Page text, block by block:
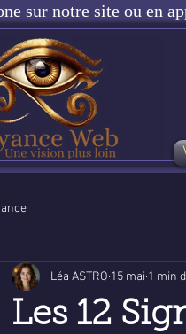
sur notre site ou en
Les 12
Léa ASTRO 15 mai 1 min